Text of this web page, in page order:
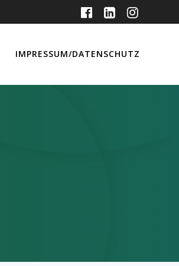
IMPRESSUM/DATENSCHUTZ